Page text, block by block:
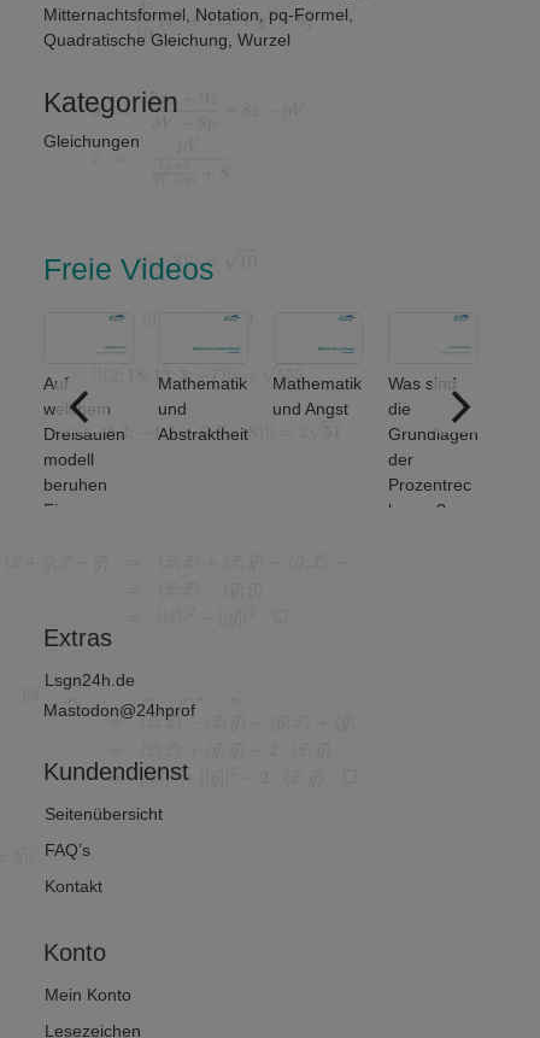
Mitternachtsformel
Notation pq-Formel
Quadratische Gleichung Wurzel
Kategorien
Gleichungen
Freie Videos
Auf
welchem
Dreisäulen
modell
beruhen
Finanz-
Mathematik
und
Abstraktheit
Mathematik
und Angst
Was sind
die
Grundlagen
der
Prozentrec
hnung?
Extras
Lsgn24h.de
Mastodon@24hprof
Kundendienst
Seitenübersicht
FAQ’s
Kontakt
Konto
Mein Konto
Lesezeichen